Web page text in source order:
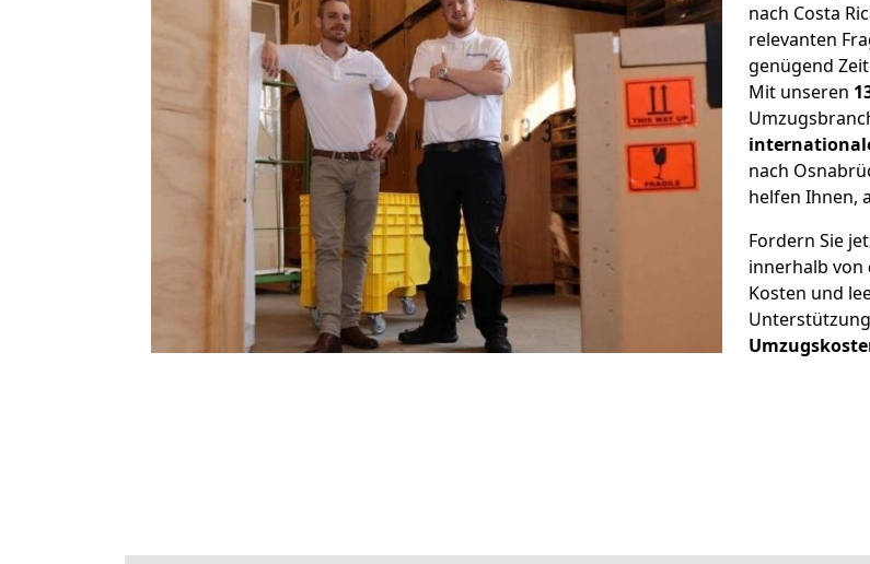
nach Costa
relevanten
genügend
Mit unseren
nach
helfen Ihnen,
Fordern Sie
innerhalb von
Kosten und